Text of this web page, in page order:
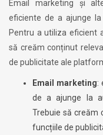
Email marketing și
eficiente de a ajunge
Pentru a utiliza eficient
să creăm conținut
de publicitate ale
Email marketing:
de a ajunge la
Trebuie să creăm
funcțiile de